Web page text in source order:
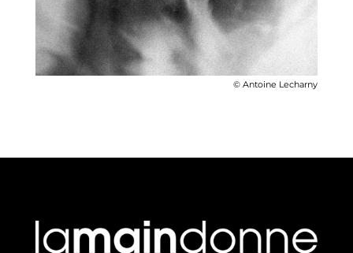
© Antoine Lecharny